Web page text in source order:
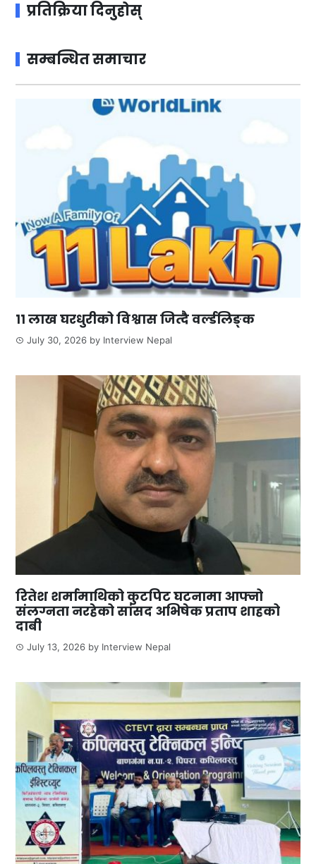
प्रतिक्रिया दिनुहोस्
सम्बन्धित समाचार
११ लाख घरधुरीको विश्वास जित्दै वर्ल्डलिङ्क
July 30, 2026 by Interview Nepal
रितेश शर्मामाथिको कुटपिट घटनामा आफ्नो
संलग्नता नरहेको सांसद अभिषेक प्रताप शाहको
दाबी
July 13, 2026 by Interview Nepal